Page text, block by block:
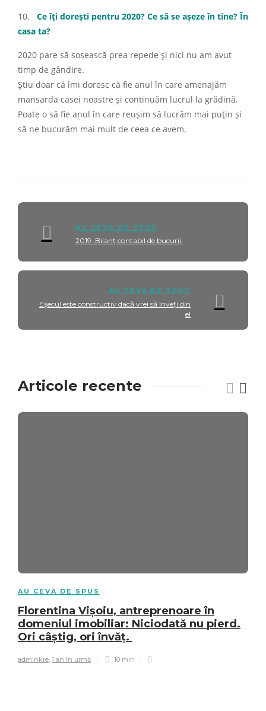
10. Ce îți dorești pentru 2020? Ce să se așeze în tine? În
casa ta?
2020 pare să sosească prea repede și nici nu am avut
timp de gândire.
Știu doar că îmi doresc că fie anul în care amenajăm
mansarda casei noastre și continuăm lucrul la grădină.
Poate o să fie anul în care reușim să lucrăm mai puțin și
să ne bucurăm mai mult de ceea ce avem.
AU CEVA DE SPUS
2019. Bilanț contabil de bucurii.
AU CEVA DE SPUS
Eșecul este constructiv dacă vrei să înveți din
el
Articole recente
AU CEVA DE SPUS
Florentina Vișoiu, antreprenoare în
domeniul imobiliar: Niciodată nu pierd.
Ori câștig, ori învăț.
adminkre 1 an în urmă 10 min